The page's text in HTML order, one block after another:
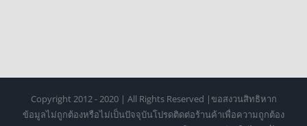
Copyright 2012 - 2020 | All Rights Reserved |ขอสงวนสิทธิหาก
ข้อมูลไม่ถูกต้องหรือไม่เป็นปัจจุบันโปรดติดต่อร้านค้าเพื่อความถูกต้อง